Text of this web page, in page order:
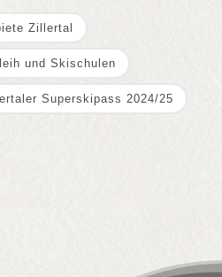
Zillertal
und Skischulen
Superskipass 2024/25